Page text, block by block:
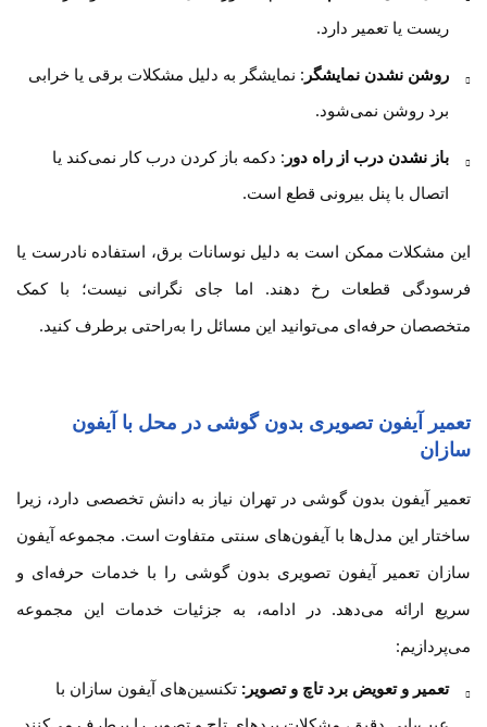
ریست یا تعمیر دارد.
روشن نشدن نمایشگر : نمایشگر به دلیل مشکلات برقی یا خرابی
برد روشن نمی‌شود.
باز نشدن درب از راه دور : دکمه باز کردن درب کار نمی‌کند یا
اتصال با پنل بیرونی قطع است.
این مشکلات ممکن است به دلیل نوسانات برق، استفاده نادرست یا
فرسودگی قطعات رخ دهند. اما جای نگرانی نیست؛ با کمک
متخصصان حرفه‌ای می‌توانید این مسائل را به‌راحتی برطرف کنید.
تعمیر آیفون تصویری بدون گوشی در محل با آیفون
سازان
تعمیر آیفون بدون گوشی در تهران نیاز به دانش تخصصی دارد، زیرا
ساختار این مدل‌ها با آیفون‌های سنتی متفاوت است. مجموعه آیفون
سازان تعمیر آیفون تصویری بدون گوشی را با خدمات حرفه‌ای و
سریع ارائه می‌دهد. در ادامه، به جزئیات خدمات این مجموعه
می‌پردازیم:
تعمیر و تعویض برد تاچ و تصویر: تکنسین‌های آیفون سازان با